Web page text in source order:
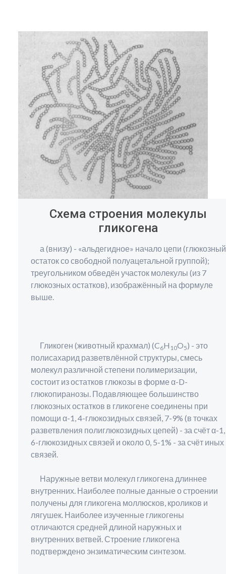
Схема строения молекулы
гликогена
а (внизу) - «альдегидное» начало цепи (глюкозный
остаток со свободной полуацетальной группой);
треугольником обведён участок молекулы (из 7
глюкозных остатков), изображённый на формуле
выше.
Гликоген (животный крахмал) (C6H 10O5) - это
полисахарид разветвлённой структуры, смесь
молекул различной степени полимеризации,
состоит из остатков глюкозы в форме α-D-
глюкопиранозы. Подавляющее большинство
глюкозных остатков в гликогене соединены при
помощи α-1, 4-глюкозидных связей, 7-9% (в точках
разветвления полиглюкозидных цепей) - за счёт α-1,
6-глюкозидных связей и около 0, 5-1% - за счёт иных
связей.
Наружные ветви молекул гликогена длиннее
внутренних. Наиболее полные данные о строении
получены для гликогена моллюсков, кроликов и
лягушек. Наиболее изученные гликогены
отличаются средней длиной наружных и
внутренних ветвей. Строение гликогена
подтверждено энзиматическим синтезом.